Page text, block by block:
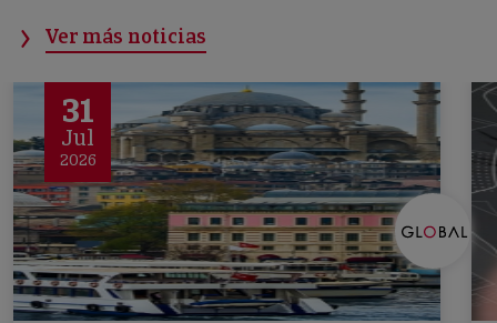
Ver más noticias
31
Jul
2026